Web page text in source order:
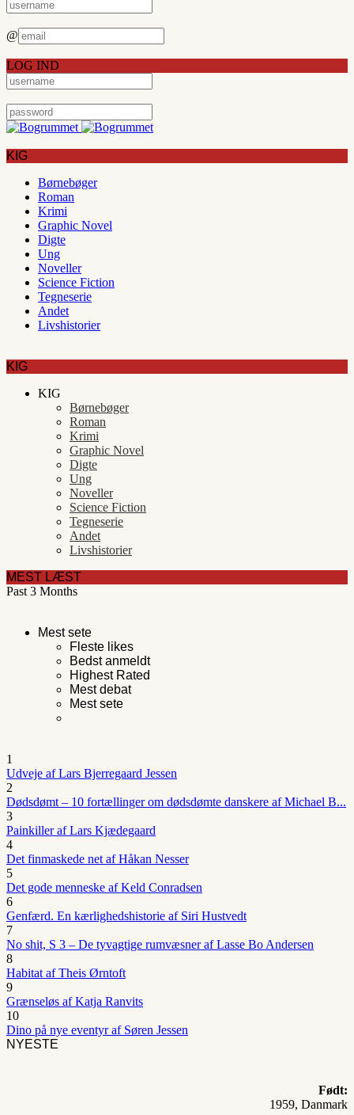
@
LOG IND
KIG
Børnebøger
Roman
Krimi
Graphic Novel
Digte
Ung
Noveller
Science Fiction
Tegneserie
Andet
Livshistorier
KIG
KIG
Børnebøger
Roman
Krimi
Graphic Novel
Digte
Ung
Noveller
Science Fiction
Tegneserie
Andet
Livshistorier
MEST LÆST
Past 3 Months
Mest sete
Fleste likes
Bedst anmeldt
Highest Rated
Mest debat
Mest sete
1
Udveje af Lars Bjerregaard Jessen
2
Dødsdømt – 10 fortællinger om dødsdømte danskere af Michael B...
3
Painkiller af Lars Kjædegaard
4
Det finmaskede net af Håkan Nesser
5
Det gode menneske af Keld Conradsen
6
Genfærd. En kærlighedshistorie af Siri Hustvedt
7
No shit, S 3 – De tyvagtige rumvæsner af Lasse Bo Andersen
8
Habitat af Theis Ørntoft
9
Grænseløs af Katja Ranvits
10
Dino på nye eventyr af Søren Jessen
NYESTE
Født:
1959, Danmark